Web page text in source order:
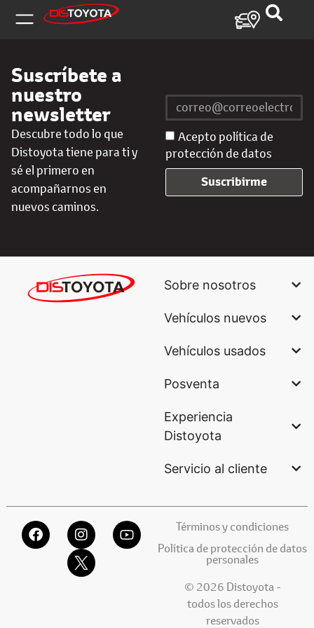
Suscríbete a
nuestro
newsletter
Descubre todo lo que
Distoyota tiene para ti y
sé el primero en
acompañarnos en
nuevos caminos.
Acepto política de
protección de datos
Suscribirme
Sobre nosotros
Vehículos nuevos
Vehículos usados
Posventa
Experiencia
Distoyota
Servicio al cliente
Términos y condiciones
Política de protección de datos
personales
© 2026 Distoyota -
todos los derechos
reservados